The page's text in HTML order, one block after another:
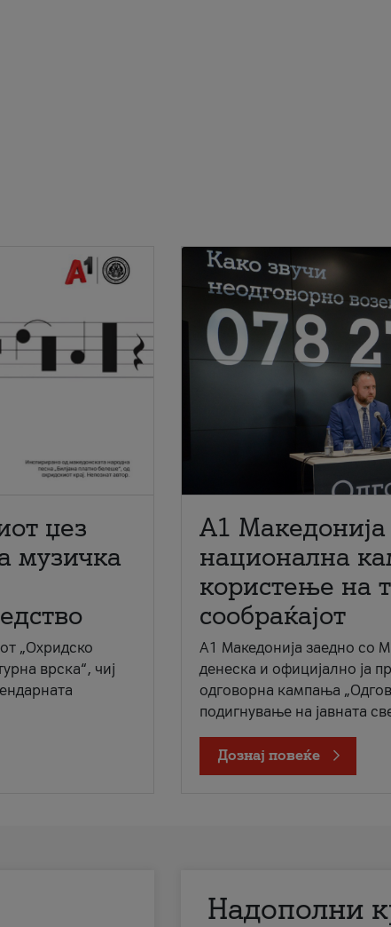
џез
музичка
„Охридско
врска“, чиј
A1
национална
користење на
сообраќајот
A1 Македонија заедно со
денеска и официјално ја
одговорна кампања
подигнување на јавната
Дознај повеќе
Надополни